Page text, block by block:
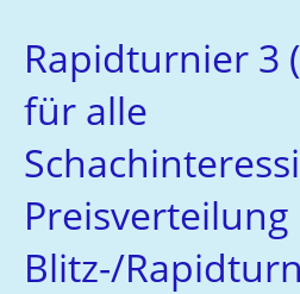
Rapidturnier 3
für alle
Preisverteilung
Blitz-/